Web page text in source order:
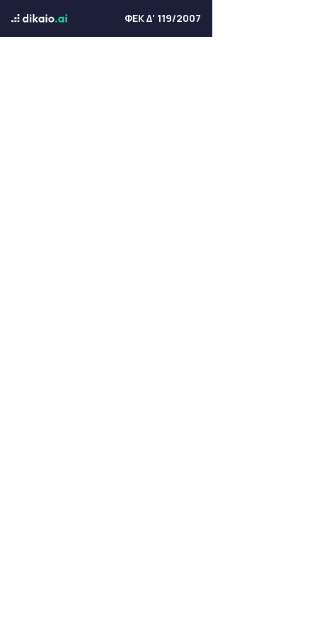
ΦΕΚ Δ' 119/2007